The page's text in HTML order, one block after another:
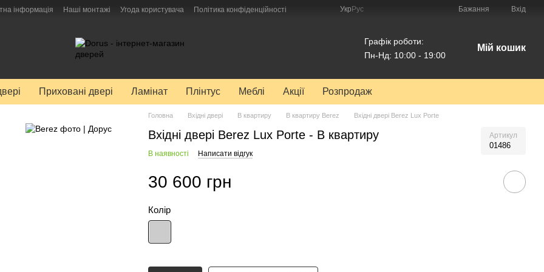
інформація Наші монтажі Угода користувача Політика конфіденційності Укр Рус Бажання Вхід
Графік роботи:
Пн-Нд: 10:00 - 19:00
Мій кошик
Приховані двері Ламінат Плінтус Меблі Акції Розпродаж
Головна Вхідні двері В квартиру В квартиру Berez Вхідні двері Berez Lux Porte
Вхідні двері Berez Lux Porte - В квартиру Артикул
01486
В наявності Написати відгук
30 600 грн
Колір